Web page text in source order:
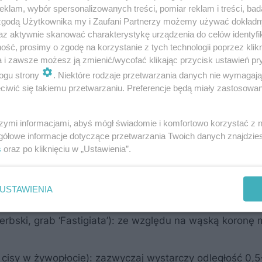
korony dorosłego osobnika danego gatunku.
orientacyjne odległości:
czyli piękna granica Twojego
MATERIAŁ SPONSOROWANY
minimum 3-4 metry od granicy. W przypadku
warto zachować nawet 5 metrów odstępu
jabłonie, wiśnie, grusze): bezpieczna odległość
czy orzech włoski, zaleca się nawet 5
grab ‘Fastigiata’): ze względu na wąską koronę
w żywopłocie): zazwyczaj wystarczy odległość
wybór spersonalizowanych treści, pomiar reklam i treści,
Użytkownika my i Zaufani Partnerzy możemy używać
aktywnie skanować charakterystykę urządzenia do celów
prosimy o zgodę na korzystanie z tych technologii poprzez
i zawsze możesz ją zmienić/wycofać klikając przycisk ustawień
strony
. Niektóre rodzaje przetwarzania danych nie
się takiemu przetwarzaniu. Preferencje będą miały
informacjami, abyś mógł świadomie i komfortowo korzystać z
informacje dotyczące przetwarzania Twoich danych
oraz po kliknięciu w „Ustawienia”.
USTAWIENIA